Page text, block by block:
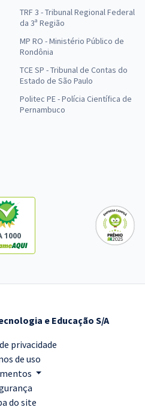
TRF 3 - Tribunal Regional Federal
da 3ª Região
MP RO - Ministério Público de
Rondônia
TCE SP - Tribunal de Contas do
Estado de São Paulo
Politec PE - Polícia Científica de
Pernambuco
1000
e Educação S/A
privacidade
de uso
do site